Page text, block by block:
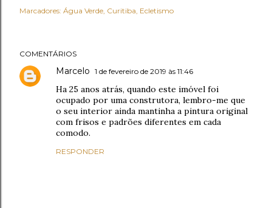
Marcadores: Água Verde Curitiba Ecletismo
COMENTÁRIOS
Marcelo 1 de fevereiro de 2019 às 11:46
Ha 25 anos atrás, quando este imóvel foi
ocupado por uma construtora, lembro-me que
o seu interior ainda mantinha a pintura original
com frisos e padrões diferentes em cada
comodo.
RESPONDER